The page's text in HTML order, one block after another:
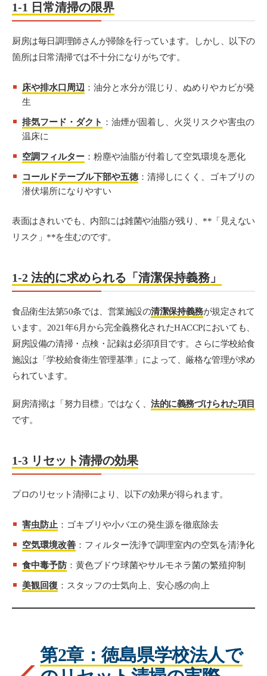
1-1 日常清掃の限界
厨房は毎日調理師さんが掃除を行っています。しかし、以下の
箇所は日常清掃では不十分になりがちです。
床や排水口周辺 ：油分と水分が混じり、ぬめりやカビが発
生
排気フード・ダクト ：油煙が固着し、火災リスクや害虫の
温床に
空調フィルター ：粉塵や油脂が付着して空気環境を悪化
コールドテーブル下部や五徳 ：清掃しにくく、ゴキブリの
潜伏場所になりやすい
表面はきれいでも、内部には雑菌や油脂が残り、**「見えない
リスク」**を生むのです。
1-2 法的に求められる「清潔保持義務」
食品衛生法第50条では、営業施設の清潔保持義務が規定されて
います。2021年6月から完全義務化されたHACCPにおいても、
厨房設備の清掃・点検・記録は必須項目です。さらに学校給食
施設は「学校給食衛生管理基準」によって、厳格な管理が求め
られています。
厨房清掃は「努力目標」ではなく、法的に義務づけられた項目
です。
1-3 リセット清掃の効果
プロのリセット清掃により、以下の効果が得られます。
害虫防止 ：ゴキブリや小バエの発生源を徹底除去
空気環境改善 ：フィルター洗浄で調理室内の空気を清浄化
食中毒予防 ：黄色ブドウ球菌やサルモネラ菌の繁殖抑制
美観回復 ：スタッフの士気向上、安心感の向上
第2章：徳島県学校法人で